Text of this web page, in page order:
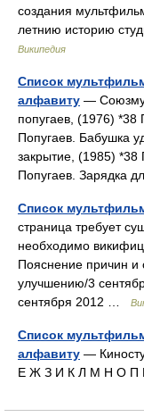
создания
летнию историю
Википедия
Список
алфавиту —
попугаев, (1976) *38
Попугаев. Бабушка
закрытие, (1985) *38
Попугаев. Зарядка
Список
страница требует
необходимо
Пояснение причин и
улучшению/3
сентября 2012 …
Список
алфавиту —
Е Ж З И К Л М Н О